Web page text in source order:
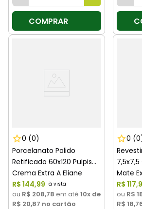
COMPRAR
0 (0)
Porcelanato Polido
Retificado 60x120 Pulpis
Crema Extra A Eliane
R$ 144,99
ou R$ 208,78 em até 10x de
R$ 20,87 no cartão
0
Mate
R$ 117,
ou R$
R$